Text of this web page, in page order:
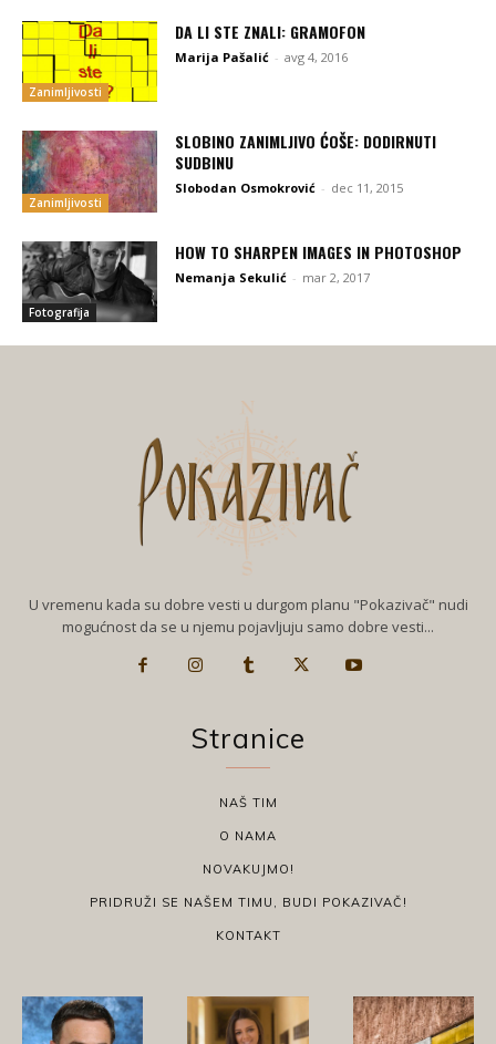
Zanimljivosti
DA LI STE ZNALI: GRAMOFON
Marija Pašalić - avg 4, 2016
Zanimljivosti
SLOBINO ZANIMLJIVO ĆOŠE: DODIRNUTI
SUDBINU
Slobodan Osmokrović - dec 11, 2015
Fotografija
HOW TO SHARPEN IMAGES IN PHOTOSHOP
Nemanja Sekulić - mar 2, 2017
U vremenu kada su dobre vesti u durgom planu "Pokazivač" nudi
mogućnost da se u njemu pojavljuju samo dobre vesti...
Stranice
NAŠ TIM
O NAMA
NOVAKUJMO!
PRIDRUŽI SE NAŠEM TIMU, BUDI POKAZIVAČ!
KONTAKT